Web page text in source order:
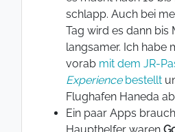
schlapp. Auch bei
Tag wird es dann bis
langsamer. Ich habe
vorab mit dem JR-
Experiencebestellt
Flughafen Haneda
Ein paar Apps